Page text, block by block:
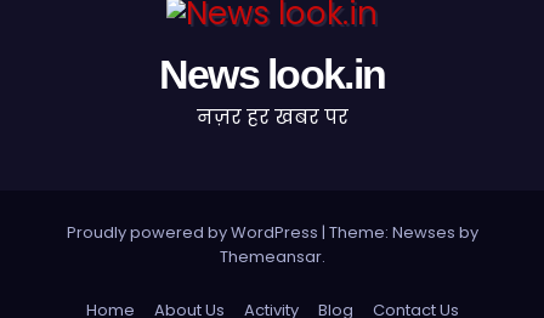
News look.in
नज़र हर खबर पर
Proudly powered by WordPress | Theme: Newses by
Themeansar.
Home About Us Activity Blog Contact Us